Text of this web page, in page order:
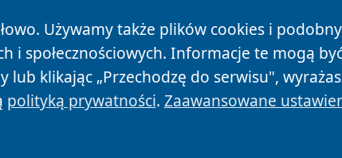
Używamy także plików cookies i
i społecznościowych. Informacje te mogą
klikając „Przechodzę do serwisu",
polityką prywatności. Zaawansowane
Prywatności Polityka Cookies